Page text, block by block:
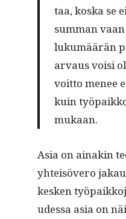
taa, kos­ka se
sum­man
lukumäärän
arvaus voisi
voit­to menee
kuin
mukaan.
Asia on ainakin
yhteisövero
kesken
udessa asia on